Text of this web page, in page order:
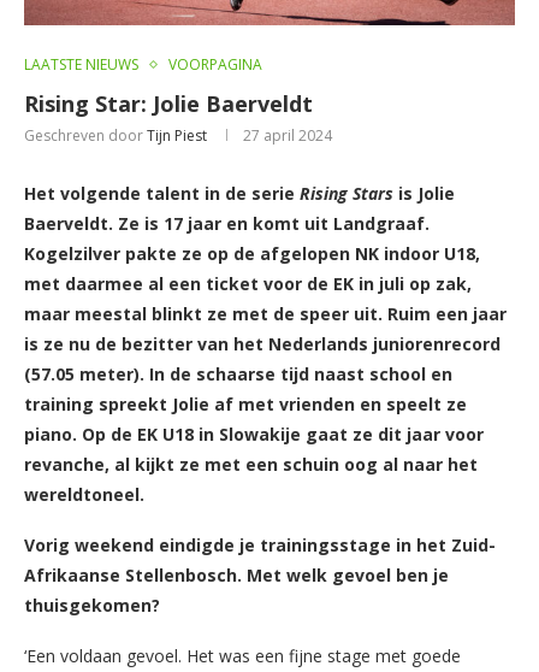
LAATSTE NIEUWS VOORPAGINA
Rising Star: Jolie Baerveldt
Geschreven doorTijn Piest 27 april 2024
Het volgende talent in de serie Rising Stars is Jolie
Baerveldt. Ze is 17 jaar en komt uit Landgraaf.
Kogelzilver pakte ze op de afgelopen NK indoor U18,
met daarmee al een ticket voor de EK in juli op zak,
maar meestal blinkt ze met de speer uit. Ruim een jaar
is ze nu de bezitter van het Nederlands juniorenrecord
(57.05 meter). In de schaarse tijd naast school en
training spreekt Jolie af met vrienden en speelt ze
piano. Op de EK U18 in Slowakije gaat ze dit jaar voor
revanche, al kijkt ze met een schuin oog al naar het
wereldtoneel.
Vorig weekend eindigde je trainingsstage in het Zuid-
Afrikaanse Stellenbosch. Met welk gevoel ben je
thuisgekomen?
‘Een voldaan gevoel. Het was een fijne stage met goede